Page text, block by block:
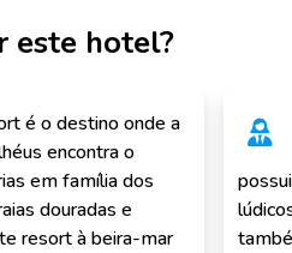
este hotel?
é o destino onde a
encontra o
em família dos
douradas e
resort à beira-mar